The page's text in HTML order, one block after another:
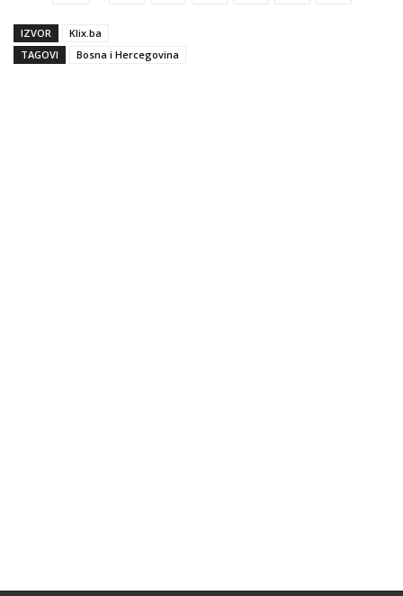
IZVOR
Klix.ba
TAGOVI
Bosna i Hercegovina